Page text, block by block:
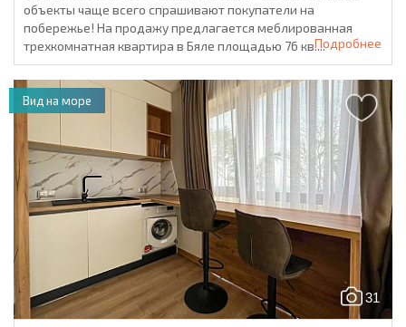
объекты чаще всего спрашивают покупатели на
побережье! На продажу предлагается меблированная
трехкомнатная квартира в Бяле площадью 76 кв....Подробнее
31
Вид на море